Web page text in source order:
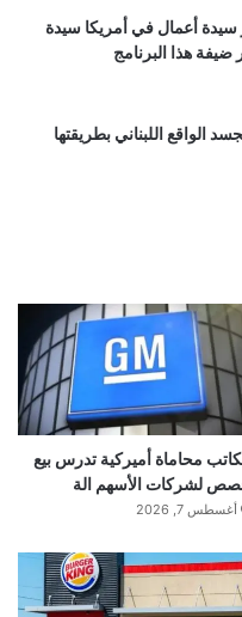
سيدة أعمال في أمريكا سيدة
ضيفة هذا البرنامج
اللبناني بطريقتها
محاماة أميركية تدرس بيع
لشركات الأسهم الة
أغسطس 7, 2026